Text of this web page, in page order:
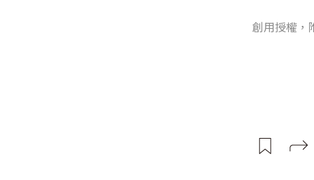
創用授權，